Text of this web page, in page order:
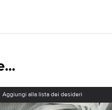
Aggiungi alla lista dei desideri